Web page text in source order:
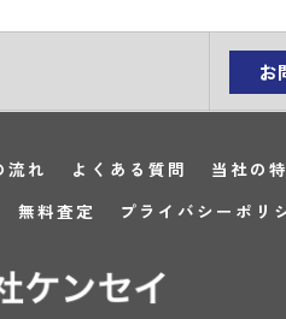
お
流れ よくある質問 当社の
無料査定 プライバシーポリ